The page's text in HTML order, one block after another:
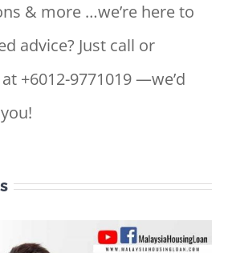
& more …we’re here to
advice? Just call or
+6012-9771019 —we’d